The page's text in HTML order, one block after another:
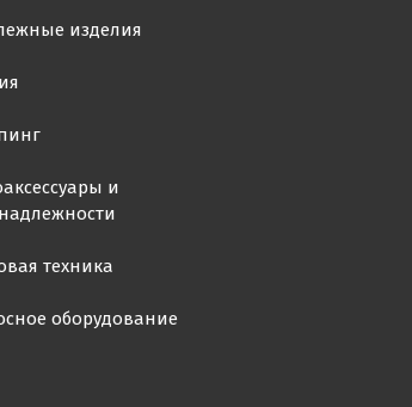
изделия
и
техника
оборудование